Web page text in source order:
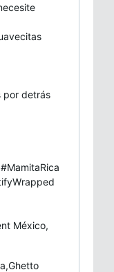
por detrás
México,